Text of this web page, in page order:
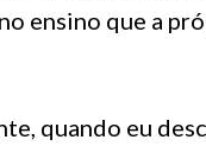
ensino que a
quando eu